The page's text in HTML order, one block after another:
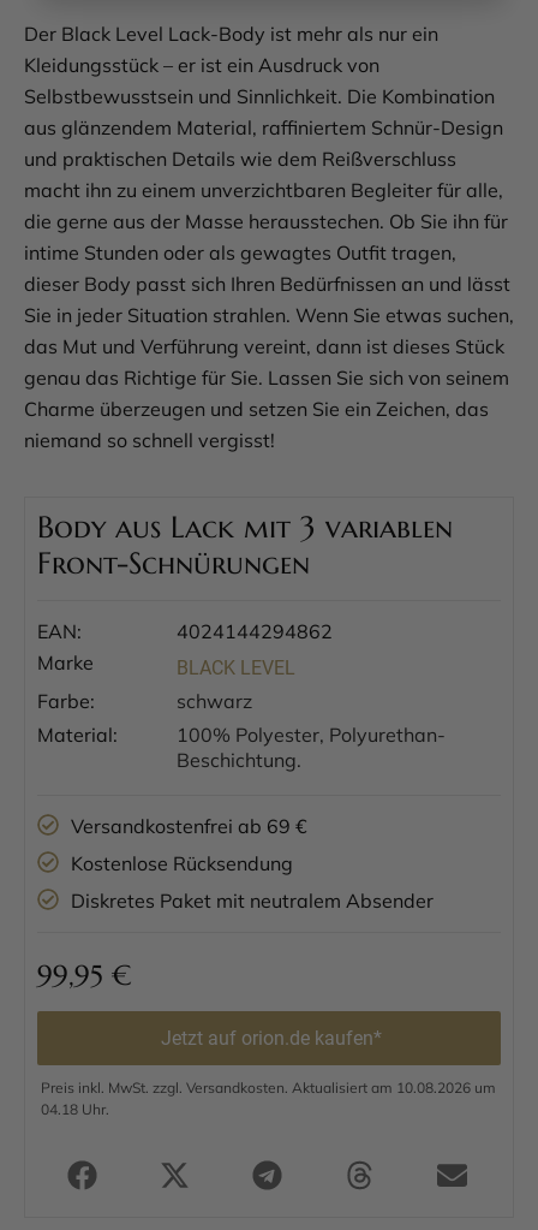
Der Black Level Lack-Body ist mehr als nur ein
Kleidungsstück – er ist ein Ausdruck von
Selbstbewusstsein und Sinnlichkeit. Die Kombination
aus glänzendem Material, raffiniertem Schnür-Design
und praktischen Details wie dem Reißverschluss
macht ihn zu einem unverzichtbaren Begleiter für alle,
die gerne aus der Masse herausstechen. Ob Sie ihn für
intime Stunden oder als gewagtes Outfit tragen,
dieser Body passt sich Ihren Bedürfnissen an und lässt
Sie in jeder Situation strahlen. Wenn Sie etwas suchen,
das Mut und Verführung vereint, dann ist dieses Stück
genau das Richtige für Sie. Lassen Sie sich von seinem
Charme überzeugen und setzen Sie ein Zeichen, das
niemand so schnell vergisst!
Body aus Lack mit 3 variablen
Front-Schnürungen
EAN:
4024144294862
Marke
BLACK LEVEL
Farbe:
schwarz
Material:
100% Polyester, Polyurethan-
Beschichtung.
Versandkostenfrei ab 69 €
Kostenlose Rücksendung
Diskretes Paket mit neutralem Absender
99,95 €
Jetzt auf orion.de kaufen*
Preis inkl. MwSt. zzgl. Versandkosten. Aktualisiert am 10.08.2026 um
04.18 Uhr.